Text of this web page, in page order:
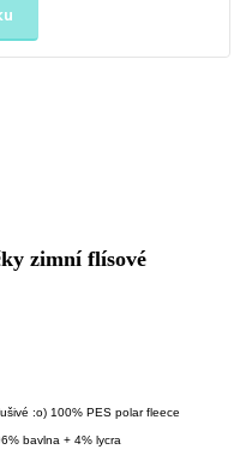
zimní flísové
:o) 100% PES polar fleece
bavlna + 4% lycra